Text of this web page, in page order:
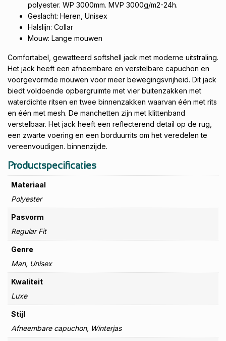
polyester. WP 3000mm. MVP 3000g/m2-24h.
Geslacht: Heren, Unisex
Halslijn: Collar
Mouw: Lange mouwen
Comfortabel, gewatteerd softshell jack met moderne uitstraling.
Het jack heeft een afneembare en verstelbare capuchon en
voorgevormde mouwen voor meer bewegingsvrijheid. Dit jack
biedt voldoende opbergruimte met vier buitenzakken met
waterdichte ritsen en twee binnenzakken waarvan één met rits
en één met mesh. De manchetten zijn met klittenband
verstelbaar. Het jack heeft een reflecterend detail op de rug,
een zwarte voering en een borduurrits om het veredelen te
vereenvoudigen. binnenzijde.
Productspecificaties
Materiaal
Polyester
Pasvorm
Regular Fit
Genre
Man, Unisex
Kwaliteit
Luxe
Stijl
Afneembare capuchon, Winterjas